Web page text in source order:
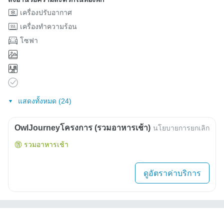
เครื่องปรับอากาศ
เครื่องทำความร้อน
โซฟา
แสดงทั้งหมด (24)
OwlJourneyโครงการ (รวมอาหารเช้า) นโยบายการยกเลิก
รวมอาหารเช้า
ดูอัตราค่าบริการ